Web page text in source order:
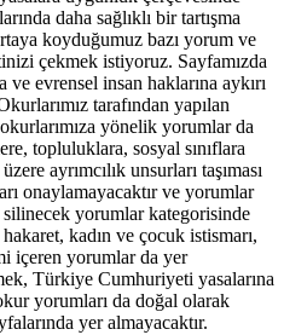
daha sağlıklı bir tartışma
koyduğumuz bazı yorum ve
çekmek istiyoruz. Sayfamızda
evrensel insan haklarına aykırı
tarafından yapılan
yönelik yorumlar da
topluluklara, sosyal sınıflara
ayrımcılık unsurları taşıması
onaylamayacaktır ve yorumlar
yorumlar kategorisinde
kadın ve çocuk istismarı,
içeren yorumlar da yer
Türkiye Cumhuriyeti yasalarına
yorumları da doğal olarak
yer almayacaktır.